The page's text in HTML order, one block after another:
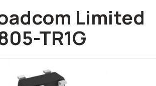
Limited
TR1G